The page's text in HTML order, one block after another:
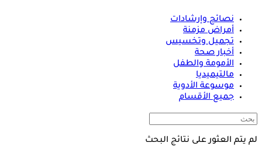
نصائح وإرشادات
أمراض مزمنة
تجميل وتخسيس
أخبار صحة
الأمومة والطفل
مالتيميديا
موسوعة الأدوية
جميع الأقسام
لم يتم العثور على نتائج البحث